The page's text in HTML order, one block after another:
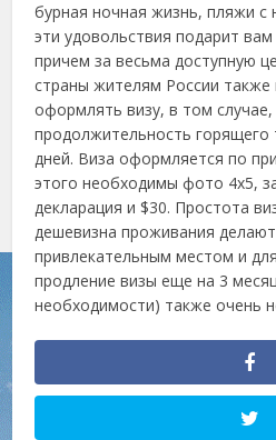
бурная ночная жизнь, пляжи
эти удовольствия подарит
причем за весьма доступную
страны жителям России также
оформлять визу, в том случае,
продолжительность горящего
дней. Виза оформляется по
этого необходимы фото 4х5,
декларация и $30. Простота
дешевизна проживания
привлекательным местом и
продление визы еще на 3
необходимости) также очень